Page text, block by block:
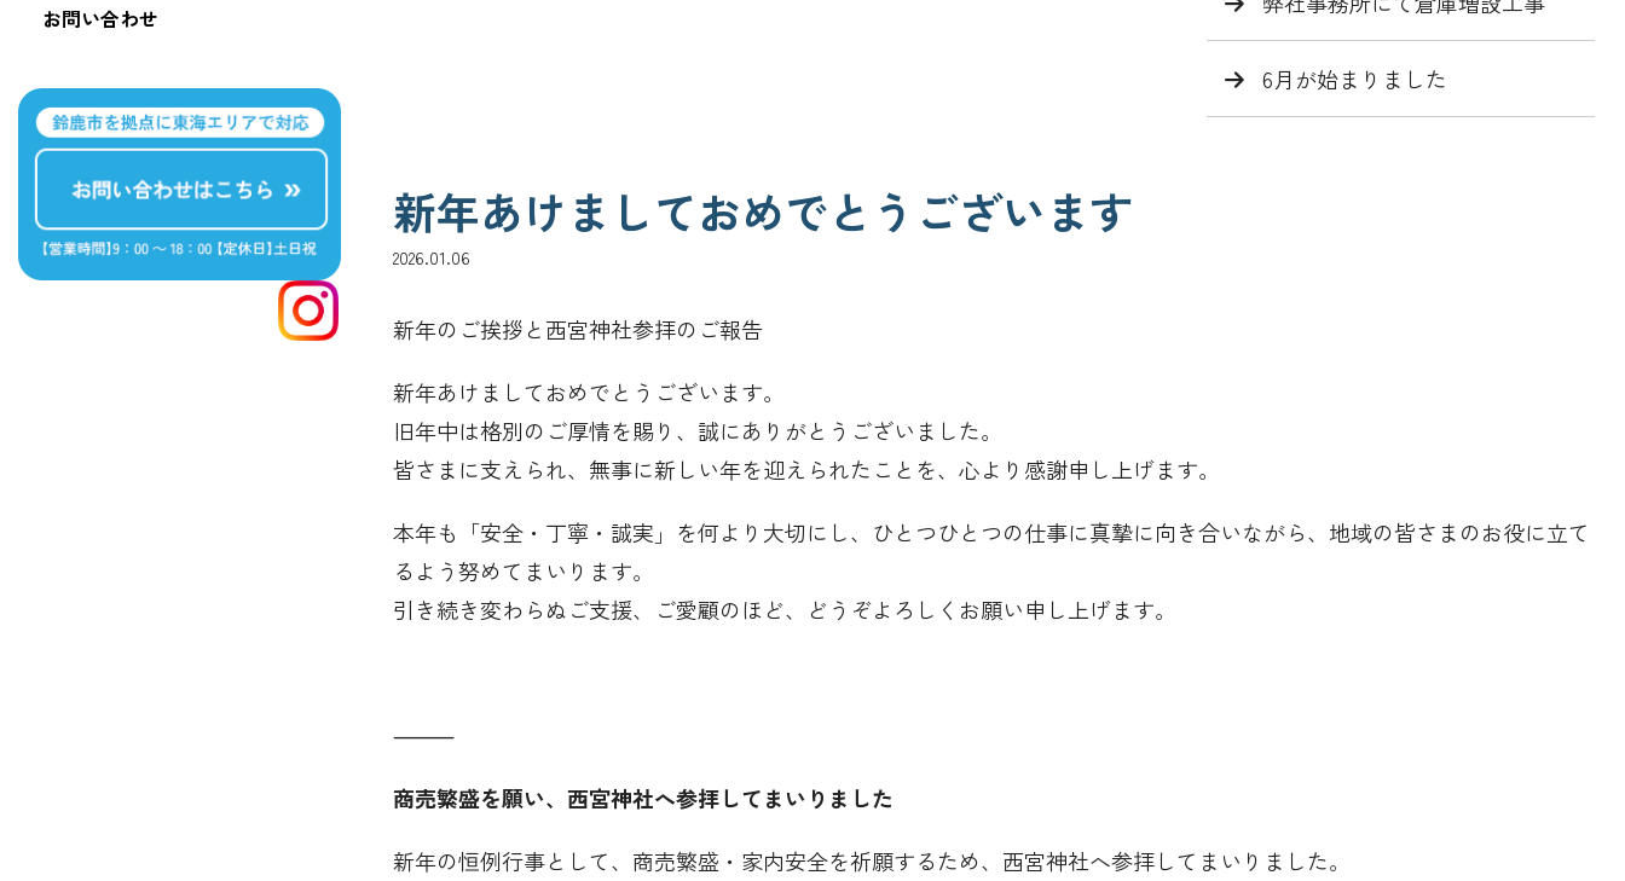
お問い合わせ
新年あけましておめでとうございます
2026.01.06
新年のご挨拶と西宮神社参拝のご報告
新年あけましておめでとうございます。
旧年中は格別のご厚情を賜り、誠にありがとうございました。
皆さまに支えられ、無事に新しい年を迎えられたことを、心より感謝申し上げます。
本年も「安全・丁寧・誠実」を何より大切にし、ひとつひとつの仕事に真摯に向き合いながら、地域の皆さまのお役に立て
るよう努めてまいります。
引き続き変わらぬご支援、ご愛顧のほど、どうぞよろしくお願い申し上げます。
⸻
商売繁盛を願い、西宮神社へ参拝してまいりました
新年の恒例行事として、商売繁盛・家内安全を祈願するため、西宮神社へ参拝してまいりました。
6月が始まりました